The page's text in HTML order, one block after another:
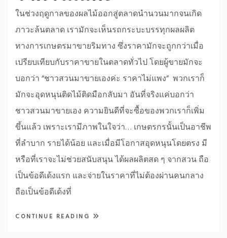
ในช่วงฤดูกาลของผลไม้ออกสู่ตลาดนำนวนมากจนเกิด
ภาวะล้นตลาด เรามักจะเห็นรถกระบะบรรทุกผลผลิต
ทางการเกษตรมาขายริมทาง ซึ่งราคามักจะถูกกว่าเมื่อ
เปรียบเทียบกับราคาขายในตลาดทั่วไป โดยผู้ขายมักจะ
บอกว่า “ชาวสวนมาขายเองค่ะ ราคาไม่แพง” พวกเราก็
มักจะอุดหนุนติดไม้ติดมือกลับมา อันที่จริงแค่บอกว่า
ชาวสวนมาขายเอง ความยินดีที่จะซื้อของพวกเราก็เพิ่ม
ขึ้นแล้ว เพราะเรามีภาพในใจว่า… เกษตรกรนั้นเป็นอาชีพ
ที่ลำบาก รายได้น้อย และเมื่อมีโอกาสอุดหนุนโดยตรง มี
หรือที่เราจะไม่ช่วยสนับสนุน ได้ผลผลิตสด ๆ จากสวน ถือ
เป็นข้อดีเด้งแรก และจ่ายในราคาที่ไม่ต้องผ่านคนกลาง
ถือเป็นข้อดีเด้งที่
CONTINUE READING